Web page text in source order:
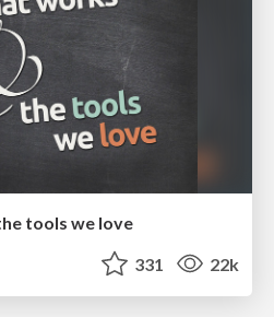
tools we love
331 22k